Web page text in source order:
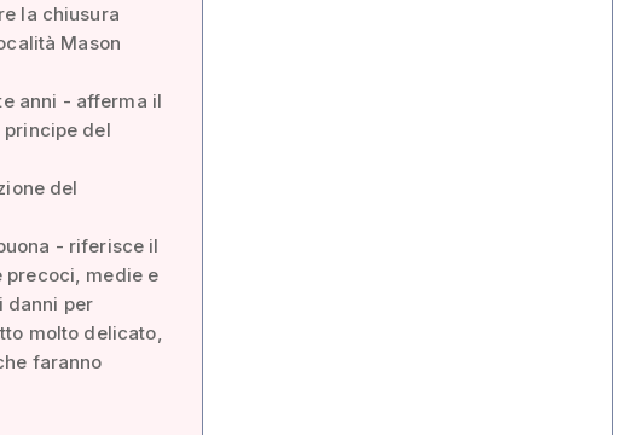
la chiusura
Mason
anni - afferma il
del
del
- riferisce il
precoci, medie e
danni per
molto delicato,
faranno